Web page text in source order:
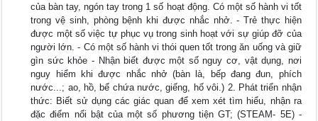
của bàn tay, ngón tay trong 1 số hoạt động. Có một số hành vi tốt
trong vệ sinh, phòng bệnh khi được nhắc nhở. - Trẻ thực hiện
được một số việc tự phục vụ trong sinh hoạt với sự giúp đỡ của
người lớn. - Có một số hành vi thói quen tốt trong ăn uống và giữ
gìn sức khỏe - Nhận biết được một số nguy cơ, vật dụng, nơi
nguy hiểm khi được nhắc nhở (bàn là, bếp đang đun, phích
nước...; ao, hồ, bể chứa nước, giếng, hố vôi.) 2. Phát triển nhận
thức: Biết sử dụng các giác quan để xem xét tìm hiểu, nhận ra
đặc điểm nổi bật của một số phương tiện GT; (STEAM- 5E) -